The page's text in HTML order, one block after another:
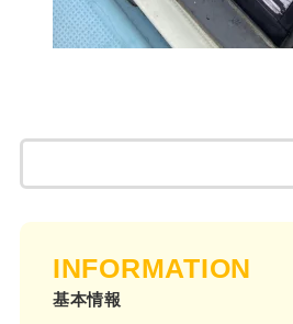
INFORMATION
基本情報